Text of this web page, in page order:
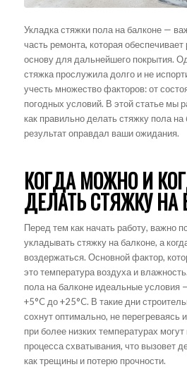
Укладка стяжки пола на балконе —
часть ремонта, которая
основу для дальнейшего покрытия.
стяжка прослужила долго и не
учесть множество факторов: от
погодных условий. В этой статье мы
как правильно делать стяжку пола на
результат оправдал ваши ожидания.
КОГДА МОЖНО И
ДЕЛАТЬ СТЯЖКУ НА
Перед тем как начать работу, важно
укладывать стяжку на балконе, а
воздержаться. Основной фактор,
это температура воздуха и
пола на балконе идеальные условия
+5°C до +25°C. В такие дни
сохнут оптимально, не перегреваясь
при более низких температурах
процесса схватывания, что вызовет
как трещины и потерю прочности.